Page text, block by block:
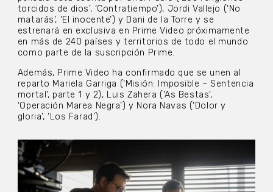
torcidos de dios’, ‘Contratiempo’), Jordi Vallejo (‘No
matarás’, ‘El inocente’) y Dani de la Torre y se
estrenará en exclusiva en Prime Video próximamente
en más de 240 países y territorios de todo el mundo
como parte de la suscripción Prime.
Además, Prime Video ha confirmado que se unen al
reparto Mariela Garriga (‘Misión: Imposible – Sentencia
mortal’, parte 1 y 2), Luis Zahera (‘As Bestas’,
‘Operación Marea Negra’) y Nora Navas (‘Dolor y
gloria’, ‘Los Farad’).